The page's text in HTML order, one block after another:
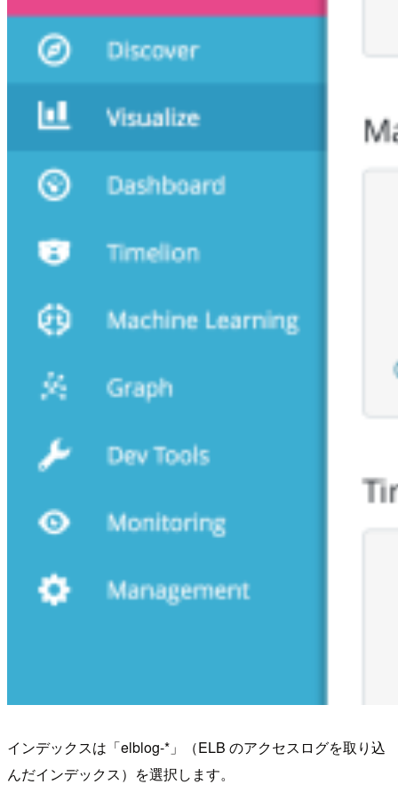
インデックスは「elblog-*」（ELB のアクセスログを取り込
んだインデックス）を選択します。